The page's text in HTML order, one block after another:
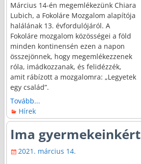
Március 14-én megemlékezünk Chiara
Lubich, a Fokoláre Mozgalom alapítója
halálának 13. évfordulójáról. A
Fokoláre mozgalom közösségei a föld
minden kontinensén ezen a napon
összejönnek, hogy megemlékezzenek
róla, imádkozzanak, és felidézzék,
amit rábízott a mozgalomra: „Legyetek
egy család”.
Tovább...
Hírek
Ima gyermekeinkért
2021. március 14.